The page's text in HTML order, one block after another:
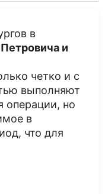
в
и
четко и с
выполняют
операции, но
в
что для